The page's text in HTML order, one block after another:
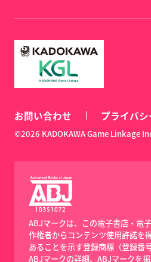
お問い合わせ プライバ
©2026 KADOKAWA Game Linkage
ABJマークは、この電子書店・電
作権者からコンテンツ使用許諾を
あることを示す登録商標（登録番
ABJマークの詳細、ABJマークを